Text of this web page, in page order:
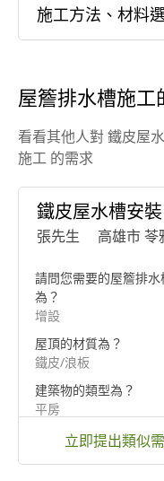
施工方法、材料
用詳解
屋簷排水槽施工
看看其他人對 鐵皮屋
施工 的需求
鐵皮屋水槽安裝
張先生 高雄市 苓
請問您需要的屋簷排水
為？
增設
屋頂的材質為？
鐵皮/浪板
建築物的類型為？
平房
立即提出類似